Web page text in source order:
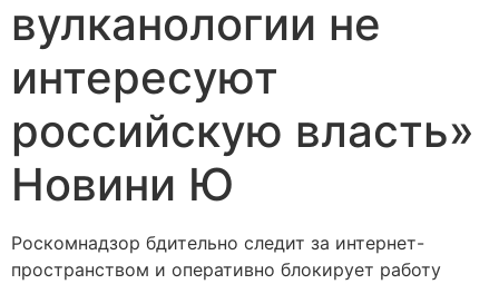
вулканологии не
интересуют
российскую власть»
Новини Ю
Роскомнадзор бдительно следит за интернет-
пространством и оперативно блокирует работу